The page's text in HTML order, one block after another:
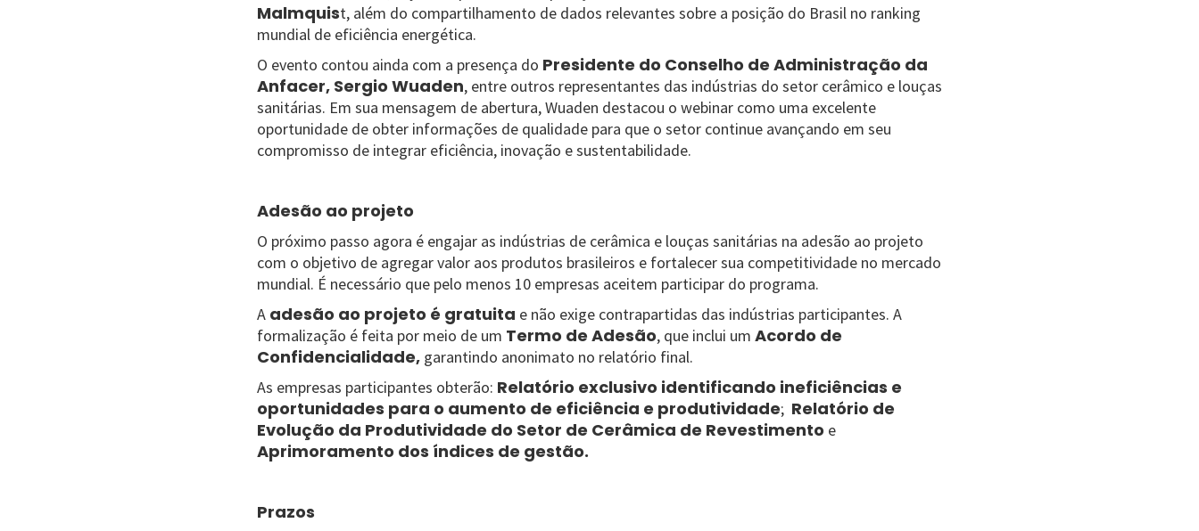
Malmquist, além do compartilhamento de dados relevantes sobre a posição do Brasil no ranking
mundial de eficiência energética.
O evento contou ainda com a presença do Presidente do Conselho de Administração da
Anfacer, Sergio Wuaden, entre outros representantes das indústrias do setor cerâmico e louças
sanitárias. Em sua mensagem de abertura, Wuaden destacou o webinar como uma excelente
oportunidade de obter informações de qualidade para que o setor continue avançando em seu
compromisso de integrar eficiência, inovação e sustentabilidade.
Adesão ao projeto
O próximo passo agora é engajar as indústrias de cerâmica e louças sanitárias na adesão ao projeto
com o objetivo de agregar valor aos produtos brasileiros e fortalecer sua competitividade no mercado
mundial. É necessário que pelo menos 10 empresas aceitem participar do programa.
A adesão ao projeto é gratuita e não exige contrapartidas das indústrias participantes. A
formalização é feita por meio de um Termo de Adesão, que inclui um Acordo de
Confidencialidade, garantindo anonimato no relatório final.
As empresas participantes obterão: Relatório exclusivo identificando ineficiências e
oportunidades para o aumento de eficiência e produtividade; Relatório de
Evolução da Produtividade do Setor de Cerâmica de Revestimento e
Aprimoramento dos índices de gestão.
Prazos